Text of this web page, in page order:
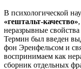
В психологической
«гештальт-качество»
неразрывные
Термин был введен
фон Эренфельсом и
воспринимаем как
сборник отдельных